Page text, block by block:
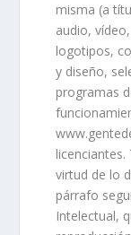
misma (a
audio,
logotipos,
y diseño,
programas
virtud de lo
párrafo
Intelectual,